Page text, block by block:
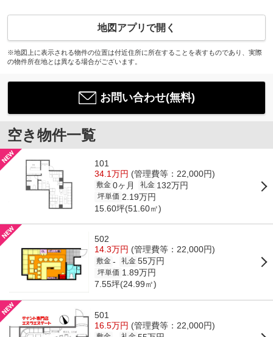
地図アプリで開く
※地図上に表示される物件の位置は付近住所に所在することを表すものであり、実際
の物件所在地とは異なる場合がございます。
お問い合わせ(無料)
空き物件一覧
101
34.1万円 (管理費等：22,000円)
敷金 0ヶ月 礼金 132万円
坪単価 2.19万円
15.60坪(51.60㎡)
502
14.3万円 (管理費等：22,000円)
敷金 - 礼金 55万円
坪単価 1.89万円
7.55坪(24.99㎡)
501
16.5万円 (管理費等：22,000円)